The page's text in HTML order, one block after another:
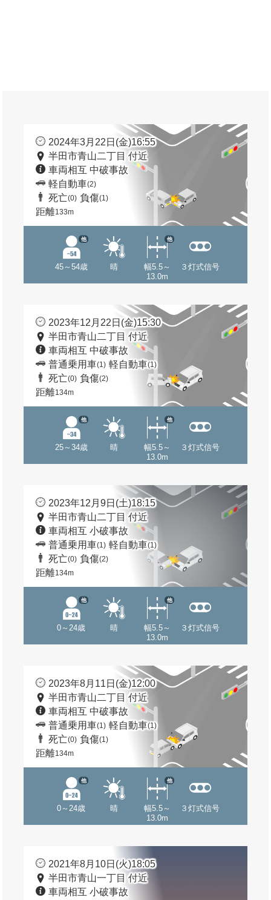
2024年3月22日(金)16:55
半田市青山二丁目 付近
車両相互 中破事故
軽自動車(2)
死亡(0) 負傷(1)
距離133m
45～54歳
他
晴
幅5.5～
13.0m
他
３灯式信号
2023年12月22日(金)15:30
半田市青山二丁目 付近
車両相互 中破事故
普通乗用車(1) 軽自動車(1)
死亡(0) 負傷(2)
距離134m
25～34歳
他
晴
幅5.5～
13.0m
他
３灯式信号
2023年12月9日(土)18:15
半田市青山二丁目 付近
車両相互 小破事故
普通乗用車(1) 軽自動車(1)
死亡(0) 負傷(2)
距離134m
0～24歳
他
晴
幅5.5～
13.0m
他
３灯式信号
2023年8月11日(金)12:00
半田市青山二丁目 付近
車両相互 中破事故
普通乗用車(1) 軽自動車(1)
死亡(0) 負傷(1)
距離134m
0～24歳
他
晴
幅5.5～
13.0m
他
３灯式信号
2021年8月10日(火)18:05
半田市青山一丁目 付近
車両相互 小破事故